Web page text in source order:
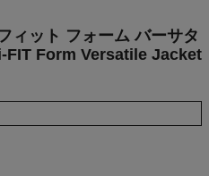
ィット フォーム バーサタ
FIT Form Versatile Jacket